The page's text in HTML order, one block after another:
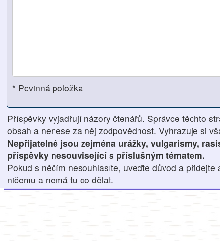
* Povinná položka
Příspěvky vyjadřují názory čtenářů. Správce těchto
obsah a nenese za něj zodpovědnost. Vyhrazuje si
Nepřijatelné jsou zejména urážky, vulgarismy,
příspěvky nesouvisející s příslušným tématem.
Pokud s něčím nesouhlasíte, uveďte důvod a přidejte
ničemu a nemá tu co dělat.